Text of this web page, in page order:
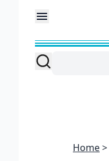
Home